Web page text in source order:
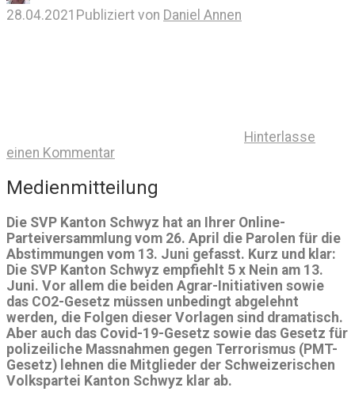
28.04.2021 Publiziert von Daniel Annen
Hinterlasse
einen Kommentar
Medienmitteilung
Die SVP Kanton Schwyz hat an Ihrer Online-
Parteiversammlung vom 26. April die Parolen für die
Abstimmungen vom 13. Juni gefasst. Kurz und klar:
Die SVP Kanton Schwyz empfiehlt 5 x Nein am 13.
Juni. Vor allem die beiden Agrar-Initiativen sowie
das CO2-Gesetz müssen unbedingt abgelehnt
werden, die Folgen dieser Vorlagen sind dramatisch.
Aber auch das Covid-19-Gesetz sowie das Gesetz für
polizeiliche Massnahmen gegen Terrorismus (PMT-
Gesetz) lehnen die Mitglieder der Schweizerischen
Volkspartei Kanton Schwyz klar ab.